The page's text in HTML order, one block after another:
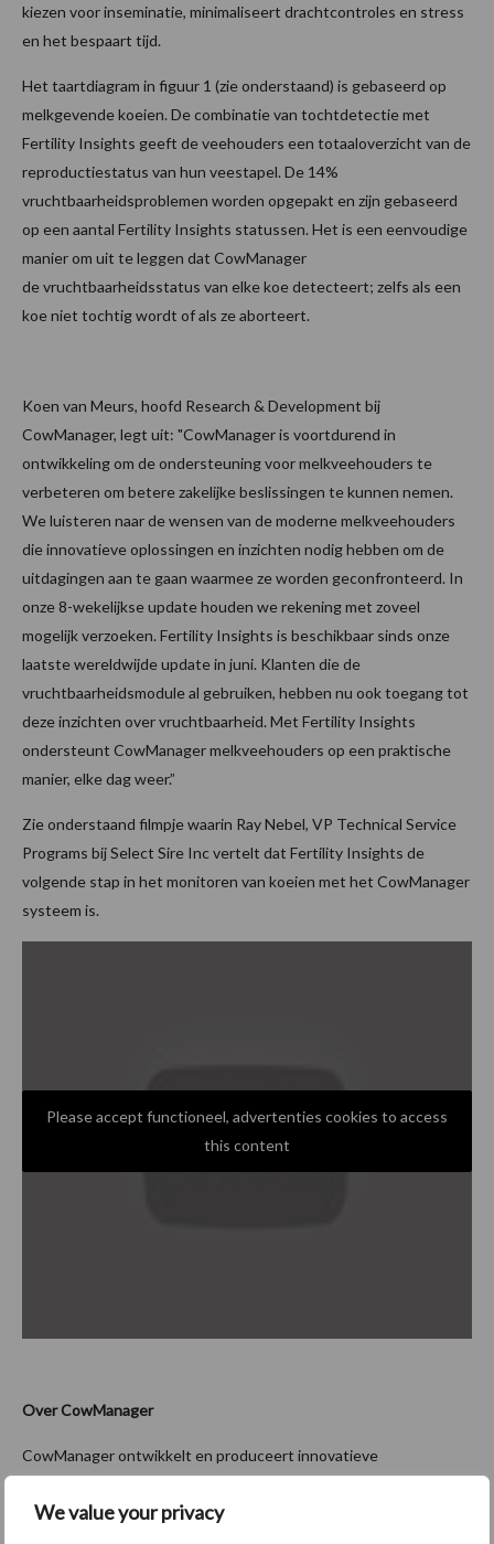
We value your privacy
kiezen voor inseminatie, minimaliseert drachtcontroles en stress
en het bespaart tijd.
Het taartdiagram in figuur 1 (zie onderstaand) is gebaseerd op
melkgevende koeien. De combinatie van tochtdetectie met
Fertility Insights geeft de veehouders een totaaloverzicht van de
reproductiestatus van hun veestapel. De 14%
vruchtbaarheidsproblemen worden opgepakt en zijn gebaseerd
op een aantal Fertility Insights statussen. Het is een eenvoudige
manier om uit te leggen dat CowManager
de vruchtbaarheidsstatus van elke koe detecteert; zelfs als een
koe niet tochtig wordt of als ze aborteert.
Koen van Meurs, hoofd Research & Development bij
CowManager, legt uit: "CowManager is voortdurend in
ontwikkeling om de ondersteuning voor melkveehouders te
verbeteren om betere zakelijke beslissingen te kunnen nemen.
We luisteren naar de wensen van de moderne melkveehouders
die innovatieve oplossingen en inzichten nodig hebben om de
uitdagingen aan te gaan waarmee ze worden geconfronteerd. In
onze 8-wekelijkse update houden we rekening met zoveel
mogelijk verzoeken. Fertility Insights is beschikbaar sinds onze
laatste wereldwijde update in juni. Klanten die de
vruchtbaarheidsmodule al gebruiken, hebben nu ook toegang tot
deze inzichten over vruchtbaarheid. Met Fertility Insights
ondersteunt CowManager melkveehouders op een praktische
manier, elke dag weer.”
Zie onderstaand filmpje waarin Ray Nebel, VP Technical Service
Programs bij Select Sire Inc vertelt dat Fertility Insights de
volgende stap in het monitoren van koeien met het CowManager
systeem is.
Please accept functioneel, advertenties cookies to access
this content
Over CowManager
CowManager ontwikkelt en produceert innovatieve
winstgevendheid van het moderne melkveebedrijf te verbeteren.